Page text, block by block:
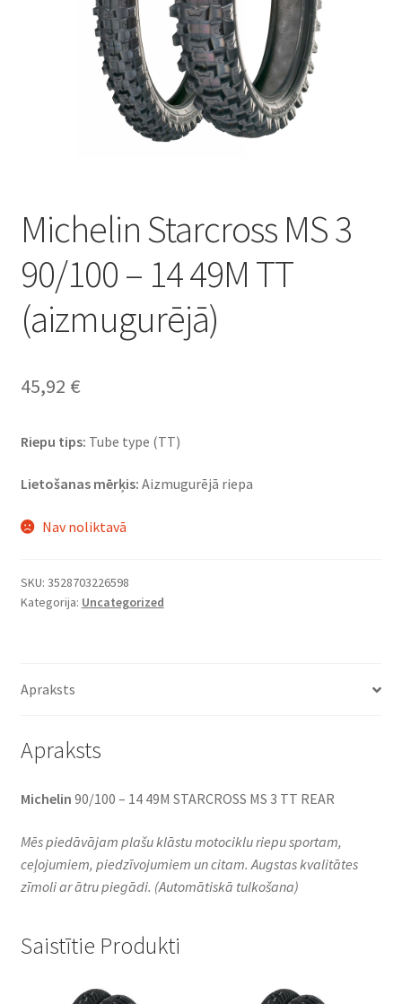
Michelin Starcross MS 3
90/100 – 14 49M TT
(aizmugurējā)
45,92 €
Riepu tips: Tube type (TT)
Lietošanas mērķis: Aizmugurējā riepa
Nav noliktavā
SKU: 3528703226598
Kategorija: Uncategorized
Apraksts
Apraksts
Michelin 90/100 – 14 49M STARCROSS MS 3 TT REAR
Mēs piedāvājam plašu klāstu motociklu riepu sportam,
ceļojumiem, piedzīvojumiem un citam. Augstas kvalitātes
zīmoli ar ātru piegādi. (Automātiskā tulkošana)
Saistītie Produkti